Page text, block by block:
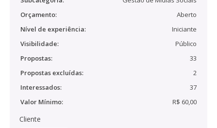
Orçamento:
Aberto
Nível de experiência:
Iniciante
Visibilidade:
Público
Propostas:
33
Propostas excluídas:
2
Interessados:
37
Valor Mínimo:
R$ 60,00
Cliente